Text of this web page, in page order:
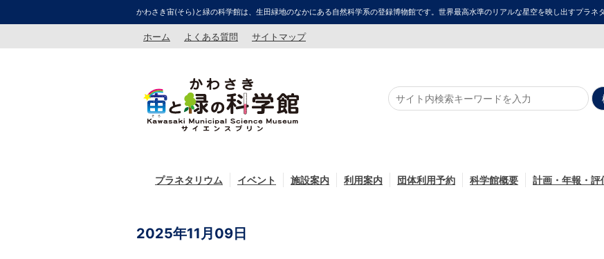
かわさき宙(そら)と緑の科学館は、生田緑地のなかにある自然科学系の登録博物館です。世界最高水準のリアルな星空を映し出すプラネ
ホーム よくある質問 サイトマップ
プラネタリウム イベント 施設案内 利用案内 団体利用予約 科学館概要 計画・年報・評
2025年11月09日